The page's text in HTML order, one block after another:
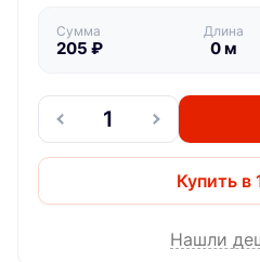
Сумма
205 ₽
Длина
0м
Купить в
Нашли